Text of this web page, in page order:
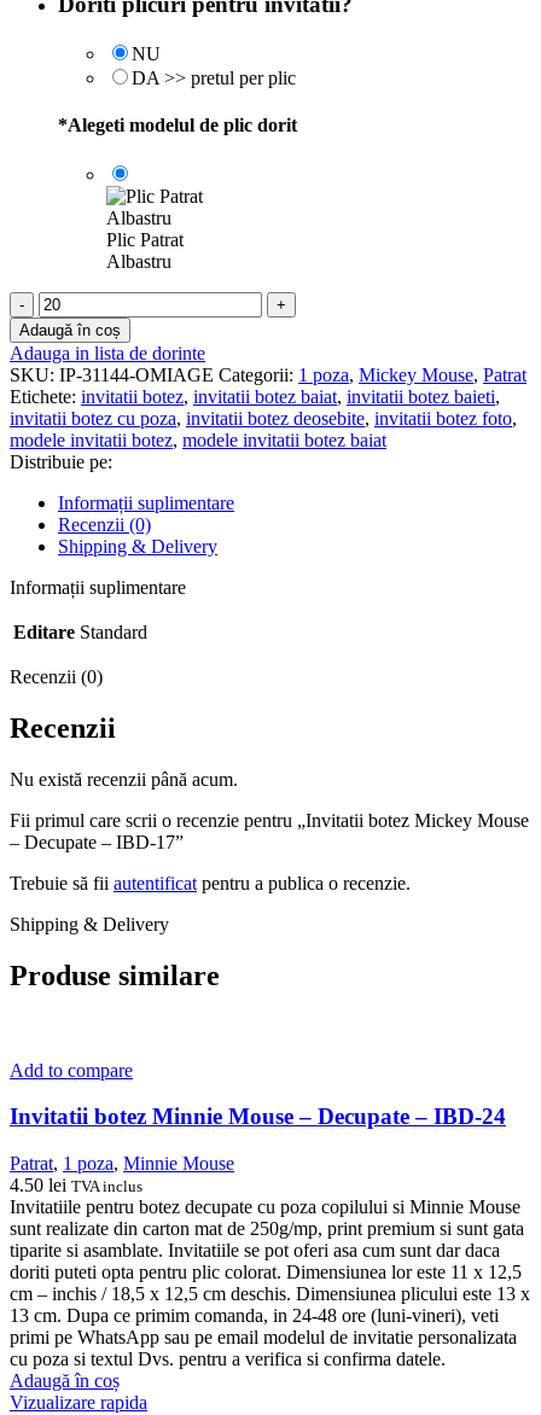
NU
DA >> pretul per plic
*Alegeti modelul de plic dorit
Plic Patrat
Albastru
Cantitate
Invitatii
botez
Mickey
Mouse
-
Decupate
-
IBD-
17
Adaugă în coș
Adauga in lista de dorinte
SKU: IP-31144-OMIAGE Categorii: 1 poza, Mickey Mouse, Patrat
Etichete: invitatii botez, invitatii botez baiat, invitatii botez baieti,
invitatii botez cu poza, invitatii botez deosebite, invitatii botez foto,
modele invitatii botez, modele invitatii botez baiat
Distribuie pe:
Informații suplimentare
Recenzii (0)
Shipping & Delivery
Informații suplimentare
Editare Standard
Recenzii (0)
Recenzii
Nu există recenzii până acum.
Fii primul care scrii o recenzie pentru „Invitatii botez Mickey Mouse
– Decupate – IBD-17”
Trebuie să fii autentificat pentru a publica o recenzie.
Shipping & Delivery
Produse similare
Add to compare
Invitatii botez Minnie Mouse – Decupate – IBD-24
Patrat, 1 poza, Minnie Mouse
4.50 lei TVA inclus
Invitatiile pentru botez decupate cu poza copilului si Minnie Mouse
sunt realizate din carton mat de 250g/mp, print premium si sunt gata
tiparite si asamblate. Invitatiile se pot oferi asa cum sunt dar daca
doriti puteti opta pentru plic colorat. Dimensiunea lor este 11 x 12,5
cm – inchis / 18,5 x 12,5 cm deschis. Dimensiunea plicului este 13 x
13 cm. Dupa ce primim comanda, in 24-48 ore (luni-vineri), veti
primi pe WhatsApp sau pe email modelul de invitatie personalizata
cu poza si textul Dvs. pentru a verifica si confirma datele.
Adaugă în coș
Vizualizare rapida